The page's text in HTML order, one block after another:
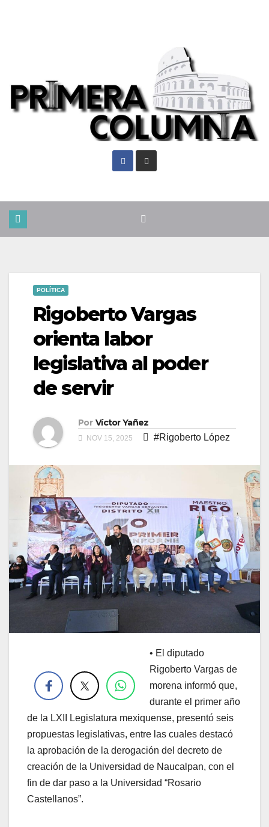
POLÍTICA
Rigoberto Vargas
orienta labor
legislativa al poder
de servir
Por Víctor Yañez
NOV 15, 2025 #Rigoberto López
• El diputado
Rigoberto Vargas de
morena informó que,
durante el primer año
de la LXII Legislatura mexiquense, presentó seis
propuestas legislativas, entre las cuales destacó
la aprobación de la derogación del decreto de
creación de la Universidad de Naucalpan, con el
fin de dar paso a la Universidad “Rosario
Castellanos”.